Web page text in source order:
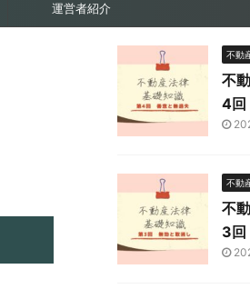
運営者紹介
不動
不
4回
不動
不
3回